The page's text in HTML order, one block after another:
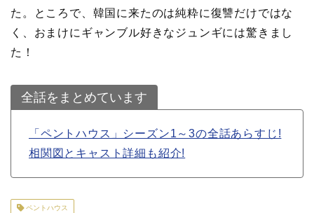
た。ところで、韓国に来たのは純粋に復讐だけではな
く、おまけにギャンブル好きなジュンギには驚きまし
た！
全話をまとめています
「ペントハウス」シーズン1～3の全話あらすじ!
相関図とキャスト詳細も紹介!
ペントハウス